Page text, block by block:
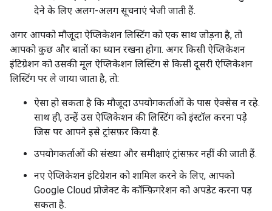
देने के लिए अलग-अलग सूचनाएं भेजी जाती हैं.
अगर आपको मौजूदा ऐप्लिकेशन लिस्टिंग को एक साथ जोड़ना है, तो
आपको कुछ और बातों का ध्यान रखना होगा. अगर किसी ऐप्लिकेशन
इंटिग्रेशन को उसकी मूल ऐप्लिकेशन लिस्टिंग से किसी दूसरी ऐप्लिकेशन
लिस्टिंग पर ले जाया जाता है, तो:
ऐसा हो सकता है कि मौजूदा उपयोगकर्ताओं के पास ऐक्सेस न रहे.
साथ ही, उन्हें उस ऐप्लिकेशन की लिस्टिंग को इंस्टॉल करना पड़े
जिस पर आपने इसे ट्रांसफ़र किया है.
उपयोगकर्ताओं की संख्या और समीक्षाएं ट्रांसफ़र नहीं की जाती हैं.
नए ऐप्लिकेशन इंटिग्रेशन को शामिल करने के लिए, आपको
Google Cloud प्रोजेक्ट के कॉन्फ़िगरेशन को अपडेट करना पड़
सकता है.